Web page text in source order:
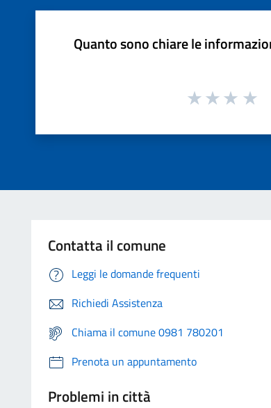
Quanto sono chiare le
Contatta il comune
Leggi le domande frequenti
Richiedi Assistenza
Chiama il comune 0981 780201
Prenota un appuntamento
Problemi in città